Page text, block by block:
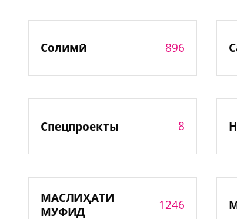
Солимӣ 896
Спецпроекты 8
МАСЛИҲАТИ
МУФИД
1246